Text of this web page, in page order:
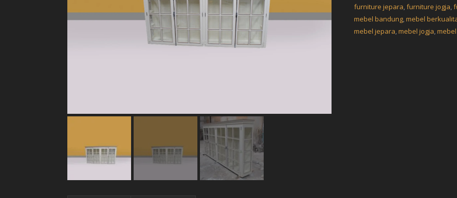
furniture jepara,furniture jogja,
mebel bandung,mebel
mebel jepara,mebel jogja,